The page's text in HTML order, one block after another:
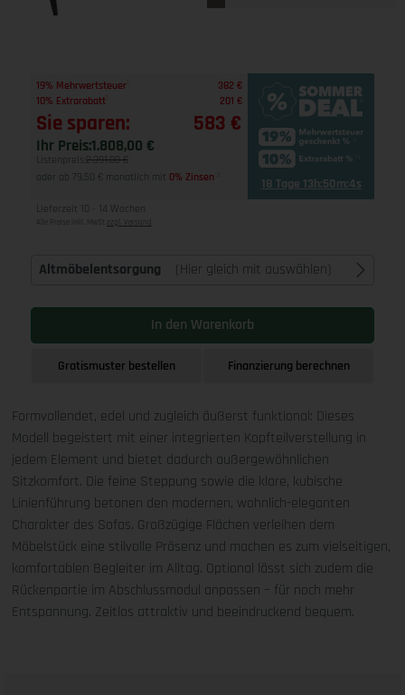
19% Mehrwertsteuer
382 €
10% Extrarabatt
201 €
Sie sparen: 583 €
Ihr Preis:1.808,00 €
Listenpreis: 2.391,00 €
oder ab 79,50 € monatlich mit 0% Zinsen 18 Tage 13h:50m:3s
Lieferzeit 10 - 14 Wochen
Alle Preise inkl. MwSt zzgl. Versand
Altmöbelentsorgung (Hier gleich mit auswählen)
In den Warenkorb
Gratismuster bestellen Finanzierung berechnen
Formvollendet, edel und zugleich äußerst funktional: Dieses
Modell begeistert mit einer integrierten Kopfteilverstellung in
jedem Element und bietet dadurch außergewöhnlichen
Sitzkomfort. Die feine Steppung sowie die klare, kubische
Linienführung betonen den modernen, wohnlich-eleganten
Charakter des Sofas. Großzügige Flächen verleihen dem
Möbelstück eine stilvolle Präsenz und machen es zum vielseitigen,
komfortablen Begleiter im Alltag. Optional lässt sich zudem die
Rückenpartie im Abschlussmodul anpassen – für noch mehr
Entspannung. Zeitlos attraktiv und beeindruckend bequem.